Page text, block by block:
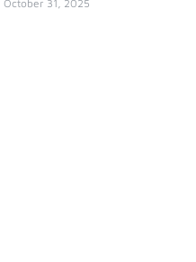
October 31, 2025